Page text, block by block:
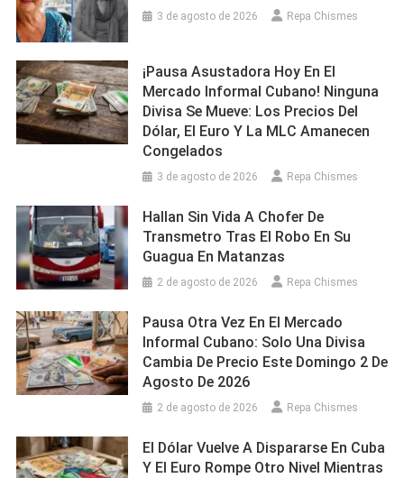
3 de agosto de 2026 Repa Chismes
¡Pausa Asustadora Hoy En El
Mercado Informal Cubano! Ninguna
Divisa Se Mueve: Los Precios Del
Dólar, El Euro Y La MLC Amanecen
Congelados
3 de agosto de 2026 Repa Chismes
Hallan Sin Vida A Chofer De
Transmetro Tras El Robo En Su
Guagua En Matanzas
2 de agosto de 2026 Repa Chismes
Pausa Otra Vez En El Mercado
Informal Cubano: Solo Una Divisa
Cambia De Precio Este Domingo 2 De
Agosto De 2026
2 de agosto de 2026 Repa Chismes
El Dólar Vuelve A Dispararse En Cuba
Y El Euro Rompe Otro Nivel Mientras